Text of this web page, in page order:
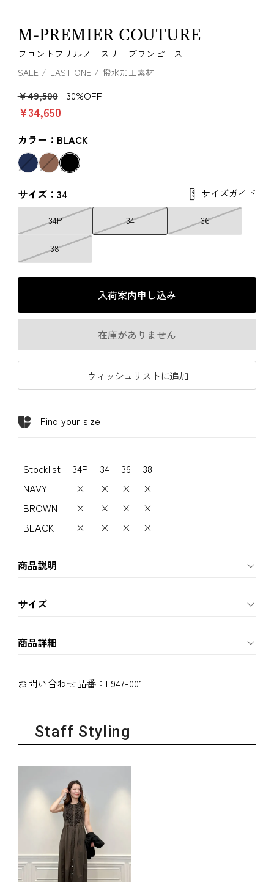
M-PREMIER COUTURE
フロントフリルノースリーブワンピース
SALE LAST ONE 撥水加工素材
￥49,500 30%OFF
￥34,650
カラー：BLACK
サイズ：34 サイズガイド
34P 34 36
38
入荷案内申し込み
在庫がありません
ウィッシュリストに追加
Find your size
Stocklist 34P 34 36
38
NAVY
× × ×
×
BROWN
× × ×
×
BLACK
× × × ×
商品説明
サイズ
商品詳細
お問い合わせ品番： F947-001
Staff Styling